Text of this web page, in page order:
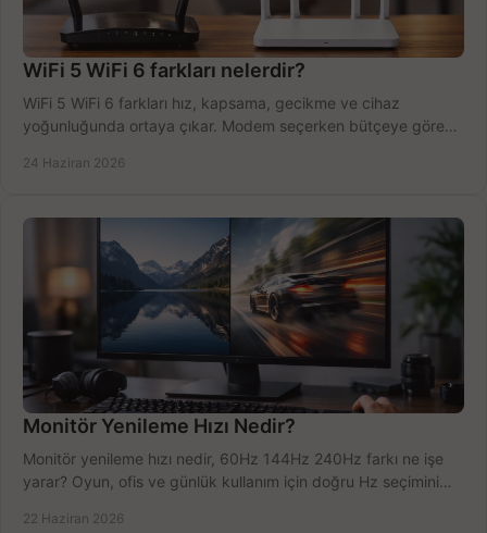
WiFi 5 WiFi 6 farkları nelerdir?
WiFi 5 WiFi 6 farkları hız, kapsama, gecikme ve cihaz
yoğunluğunda ortaya çıkar. Modem seçerken bütçeye göre
24 Haziran 2026
Monitör Yenileme Hızı Nedir?
Monitör yenileme hızı nedir, 60Hz 144Hz 240Hz farkı ne işe
yarar? Oyun, ofis ve günlük kullanım için doğru Hz seçimini
22 Haziran 2026